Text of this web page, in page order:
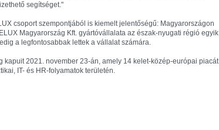
segítséget."
csoport szempontjából is kiemelt jelentőségű: Magyarországon
Magyarország Kft. gyártóvállalata az észak-nyugati régió egyik
a legfontosabbak lettek a vállalat számára.
kapuit 2021. november 23-án, amely 14 kelet-közép-európai piacát
IT- és HR-folyamatok területén.